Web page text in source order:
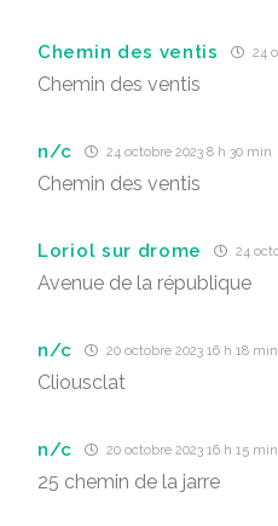
Chemin des ventis 24
Chemin des ventis
n/c 24 octobre 2023 8 h 30 min
Chemin des ventis
Loriol sur drome 24
Avenue de la république
n/c 20 octobre 2023 16 h 18 min
Cliousclat
n/c 20 octobre 2023 16 h 15 min
25 chemin de la jarre